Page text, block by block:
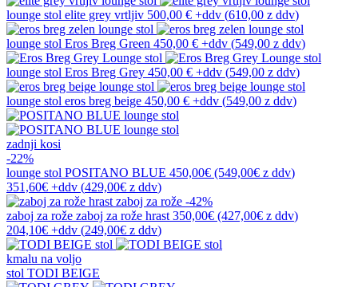
lounge stol elite grey vrtljiv 500,00 € +ddv (610,00 z ddv)
lounge stol Eros Breg Green 450,00 € +ddv (549,00 z ddv)
lounge stol Eros Breg Grey 450,00 € +ddv (549,00 z ddv)
lounge stol eros breg beige 450,00 € +ddv (549,00 z ddv)
zadnji kosi
-22%
lounge stol POSITANO BLUE 450,00€ (549,00€ z ddv)
351,60€ +ddv (429,00€ z ddv)
-42%
zaboj za rože zaboj za rože hrast 350,00€ (427,00€ z ddv)
204,10€ +ddv (249,00€ z ddv)
kmalu na voljo
stol TODI BEIGE